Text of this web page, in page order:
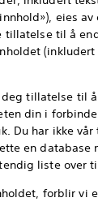
eies
tillatelse til å
tillatelse til
din i
Du har ikke
en database
liste over
forblir vi